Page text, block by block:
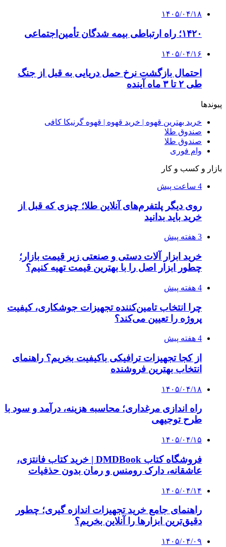
راه اندازی مرغداری؛ محاسبه هزینه، درآمد و سود با
۱۴۰۵/۰۴/۱۵
عاشقانه، دارک رومنس و رمان بدون حذفیات
دقیق‌ترین ابزارها را آنلاین بخریم؟
۱۴۰۵/۰۴/۰۹
آربی نوا؛ راهکار هوشمند برای شناسایی
فرصت‌های آربیتراژ ارز دیجیتال
۱۴۰۵/۰۴/۰۶
بروکر لایت فایننس (LiteFinance) چیست و چرا
محبوب شده است؟
از کجا بفهمیم کانال‌های هوا نشتی دارند؟ ۸ نشانه
که نباید نادیده بگیرید
پیشنهاد سردبیر
4 هفته پیش
۱۴۰۵/۰۲/۳۱
هشدار نارنجی؛ موج بارش‌های سنگین در اکثر نقاط
۱۴۰۳/۱۲/۱۳
ارتفاعات اصفهان برفی می‌شود؛ کاهش محسوس
۱۴۰۳/۱۱/۱۵
۳۰ سانتی متر برف در بلده بارید
۱۴۰۳/۱۱/۰۸
بارش برف در محورهای آذربایجان غربی؛ زنجیرچرخ
همراه داشته باشید
کلیه حقوق متعلق به راهیان اقتصادی می باشد